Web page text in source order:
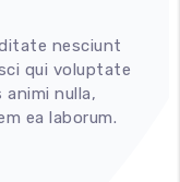
nesciunt
qui voluptate
nulla,
ea laborum.